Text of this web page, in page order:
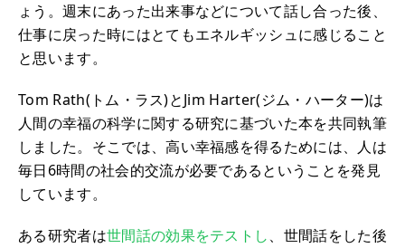
ょう。週末にあった出来事などについて話し合った後、
仕事に戻った時にはとてもエネルギッシュに感じること
と思います。
Tom Rath(トム・ラス)とJim Harter(ジム・ハーター)は
人間の幸福の科学に関する研究に基づいた本を共同執筆
しました。そこでは、高い幸福感を得るためには、人は
毎日6時間の社会的交流が必要であるということを発見
しています。
ある研究者は世間話の効果をテストし、世間話をした後